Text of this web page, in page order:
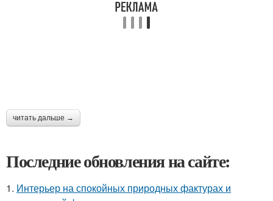
читать дальше →
Последние обновления на сайте:
1. Интерьер на спокойных природных фактурах и